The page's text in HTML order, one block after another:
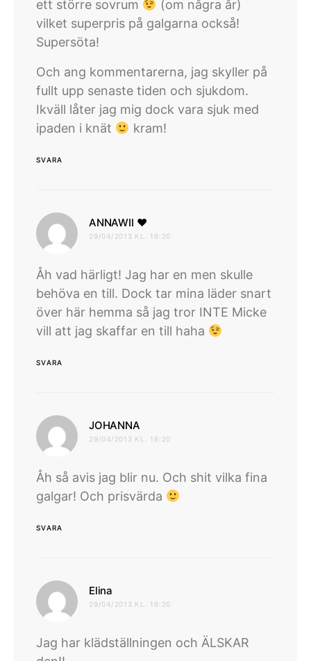
ett större sovrum
(om några år)
vilket superpris på galgarna också!
Supersöta!
Och ang kommentarerna, jag skyller på
fullt upp senaste tiden och sjukdom.
Ikväll låter jag mig dock vara sjuk med
ipaden i knät
kram!
SVARA
ANNAWII ♥
29/04/2013 KL. 16:20
Åh vad härligt! Jag har en men skulle
behöva en till. Dock tar mina läder snart
över här hemma så jag tror INTE Micke
vill att jag skaffar en till haha
SVARA
JOHANNA
29/04/2013 KL. 16:20
Åh så avis jag blir nu. Och shit vilka fina
galgar! Och prisvärda
SVARA
Elina
29/04/2013 KL. 16:20
Jag har klädställningen och ÄLSKAR